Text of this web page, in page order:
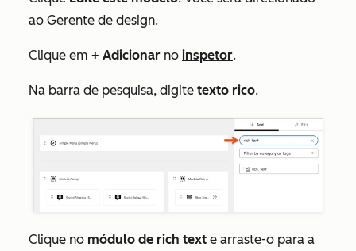
ao Gerente de design.
Clique em + Adicionar no inspetor.
Na barra de pesquisa, digite texto rico.
Clique no módulo de rich text e arraste-o para a